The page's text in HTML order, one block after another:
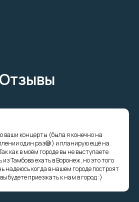
Отзывы
ваши концерты (была я конечно на
один раз😅) и планирую ещё на
как в моём городе вы не выступаете
Тамбова ехать в Воронеж, но это того
надеюсь когда в нашем городе построят
будете приезжать к нам в город :)